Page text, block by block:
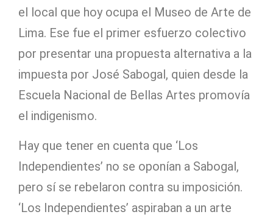
el local que hoy ocupa el Museo de Arte de
Lima. Ese fue el primer esfuerzo colectivo
por presentar una propuesta alternativa a la
impuesta por José Sabogal, quien desde la
Escuela Nacional de Bellas Artes promovía
el indigenismo.
Hay que tener en cuenta que ‘Los
Independientes’ no se oponían a Sabogal,
pero sí se rebelaron contra su imposición.
‘Los Independientes’ aspiraban a un arte